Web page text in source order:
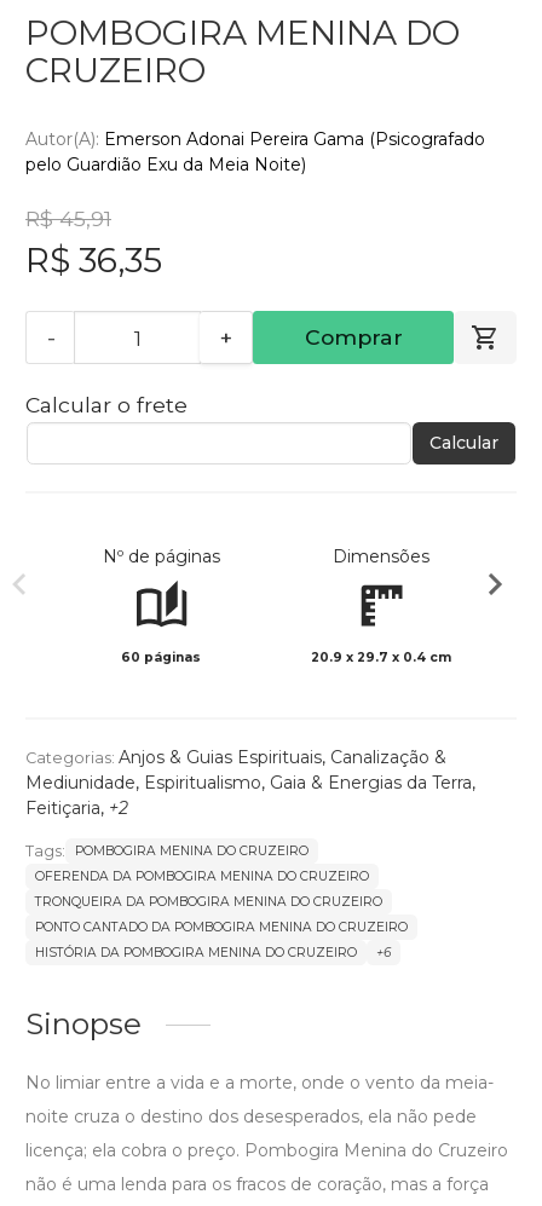
POMBOGIRA MENINA DO
CRUZEIRO
Autor(a): Emerson Adonai Pereira Gama (Psicografado
pelo Guardião Exu da Meia Noite)
R$ 45,91
R$ 36,35
- + Comprar
Calcular o frete
Calcular
Nº de páginas
60 páginas
Dimensões
20.9 x 29.7 x 0.4 cm
Categorias: Anjos & Guias Espirituais, Canalização &
Mediunidade, Espiritualismo, Gaia & Energias da Terra,
Feitiçaria, +2
Tags:
POMBOGIRA MENINA DO CRUZEIRO
OFERENDA DA POMBOGIRA MENINA DO CRUZEIRO
TRONQUEIRA DA POMBOGIRA MENINA DO CRUZEIRO
PONTO CANTADO DA POMBOGIRA MENINA DO CRUZEIRO
HISTÓRIA DA POMBOGIRA MENINA DO CRUZEIRO
+6
Sinopse
No limiar entre a vida e a morte, onde o vento da meia-
noite cruza o destino dos desesperados, ela não pede
licença; ela cobra o preço. Pombogira Menina do Cruzeiro
não é uma lenda para os fracos de coração, mas a força